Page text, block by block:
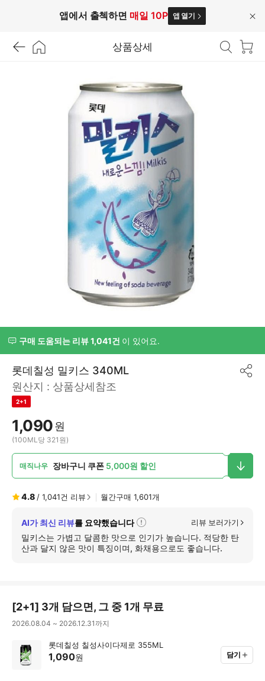
앱에서 출첵하면 매일 10P 앱 열기
닫
상품상세
구매 도움되는 리뷰 1,041건 이 있어요.
롯데칠성 밀키스 340ML
원산지 : 상품상세참조
2+1
1,090원
(100ML당 321원)
매직나우 장바구니 쿠폰 5,000원 할인
4.8 / 1,041건 리뷰 월간구매 1,601개
AI가 최신 리뷰를 요약했습니다
자
세
히
리뷰 보러가기
밀키스는 가볍고 달콤한 맛으로 인기가 높습니다. 적당한 탄
산과 달지 않은 맛이 특징이며, 화채용으로도 좋습니다.
공
[2+1] 3개 담으면, 그 중 1개 무료
2026.08.04 ~ 2026.12.31 까지
롯데칠성 칠성사이다제로 355ML
1,090원 담기